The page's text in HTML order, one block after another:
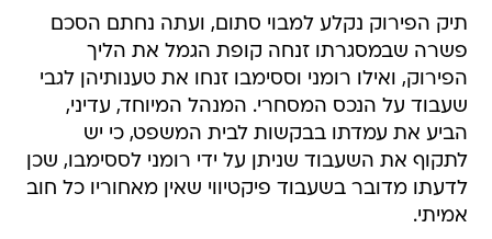
תיק הפירוק נקלע למבוי סתום, ועתה נחתם הסכם
פשרה שבמסגרתו זנחה קופת הגמל את הליך
הפירוק, ואילו רומני וססימבו זנחו את טענותיהן לגבי
שעבוד על הנכס המסחרי. המנהל המיוחד, עדיני,
הביע את עמדתו בבקשות לבית המשפט, כי יש
לתקוף את השעבוד שניתן על ידי רומני לססימבו, שכן
לדעתו מדובר בשעבוד פיקטיווי שאין מאחוריו כל חוב
אמיתי.